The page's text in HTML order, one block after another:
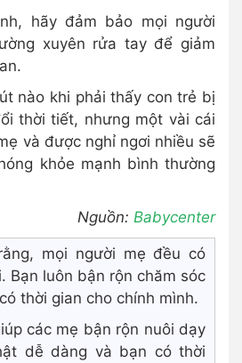
hãy đảm bảo mọi người
xuyên rửa tay để giảm
nào khi phải thấy con trẻ bị
thời tiết, nhưng một vài cái
và được nghỉ ngơi nhiều sẽ
khỏe mạnh bình thường
Nguồn: Babycenter
mọi người mẹ đều có
Bạn luôn bận rộn chăm sóc
thời gian cho chính mình.
các mẹ bận rộn nuôi dạy
dễ dàng và bạn có thời